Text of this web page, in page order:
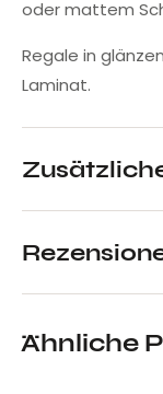
oder mattem
Regale in
Laminat.
Ähnliche